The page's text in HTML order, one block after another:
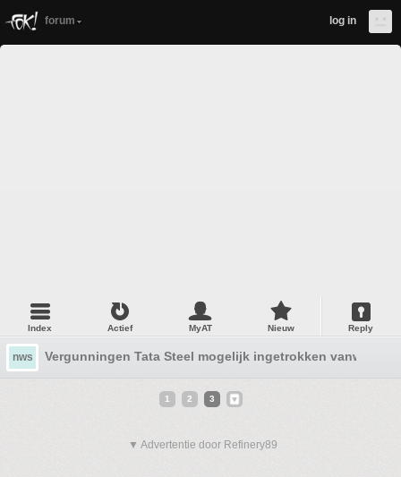
forum log in
Index Actief MyAT Nieuw Reply
nws Vergunningen Tata Steel mogelijk ingetrokken vanwege
1 2 3
▼ Advertentie door Refinery89